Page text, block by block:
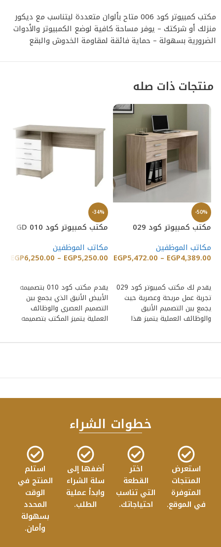
مكتب كمبيوتر كود 006 متاح بألوان متعددة ليتناسب مع ديكور
منزلك أو شركتك – يوفر مساحة كافية لوضع الكمبيوتر والأدوات
الضرورية بسهولة – حماية فائقة لمقاومة الخدوش والبقع
منتجات ذات صله
-50%
مكتب كمبيوتر كود 029
مكاتب الموظفين
EGP4,389.00
–
EGP5,472.00
يقدم لك مكتب كمبيوتر كود 029
تجربة عمل مريحة وعصرية حيث
يجمع بين التصميم الأنيق
والوظائف العملية يتميز هذا
-34%
مكتب كمبيوتر كود GD 010
مكاتب الموظفين
EGP5,250.00
–
EGP6,250.00
يقدم مكتب كود 010 بتصميمه
الأبيض الأنيق الذي يجمع بين
التصميم العصري والوظائف
العملية يتميز المكتب بتصميمه
خطوات الشراء
استعرض
المنتجات
المتوفرة
في الموقع.
اختر
القطعة
التي تناسب
احتياجاتك.
أضفها إلى
سلة الشراء
وابدأ عملية
الطلب.
استلم
المنتج في
الوقت
المحدد
بسهولة
وأمان.